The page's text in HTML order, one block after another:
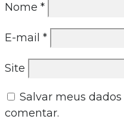
Nome *
E-mail *
Site
Salvar meus
comentar.